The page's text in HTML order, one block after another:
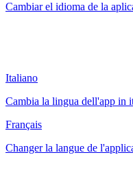
Cambiar el idioma de la
Italiano
Cambia la lingua dell'app in
Français
Changer la langue de